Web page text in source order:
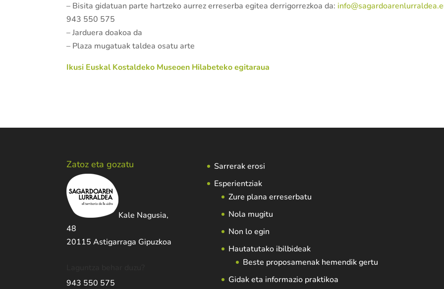
– Bisita gidatuan parte hartzeko aurrez erreserba egitea derrigorrezkoa da:
943 550 575
– Jarduera doakoa da
– Plaza mugatuak taldea osatu arte
Ikusi Euskal Kostaldeko Museoen Hilabeteko egitaraua
Zatoz eta gozatu
Kale Nagusia,
48
20115 Astigarraga Gipuzkoa
943 550 575
Sarrerak erosi
Esperientziak
Zure plana erreserbatu
Nola mugitu
Non lo egin
Hautatutako ibilbideak
Beste proposamenak hemendik gertu
Gidak eta informazio praktikoa